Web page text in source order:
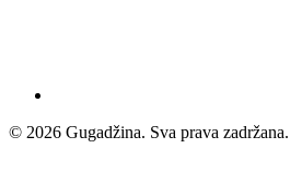
© 2026 Gugadžina. Sva prava zadržana.